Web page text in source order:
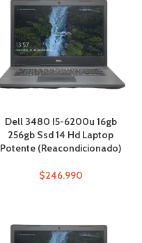
Dell 3480 I5-6200u 16gb
256gb Ssd 14 Hd Laptop
Potente (Reacondicionado)
$246.990